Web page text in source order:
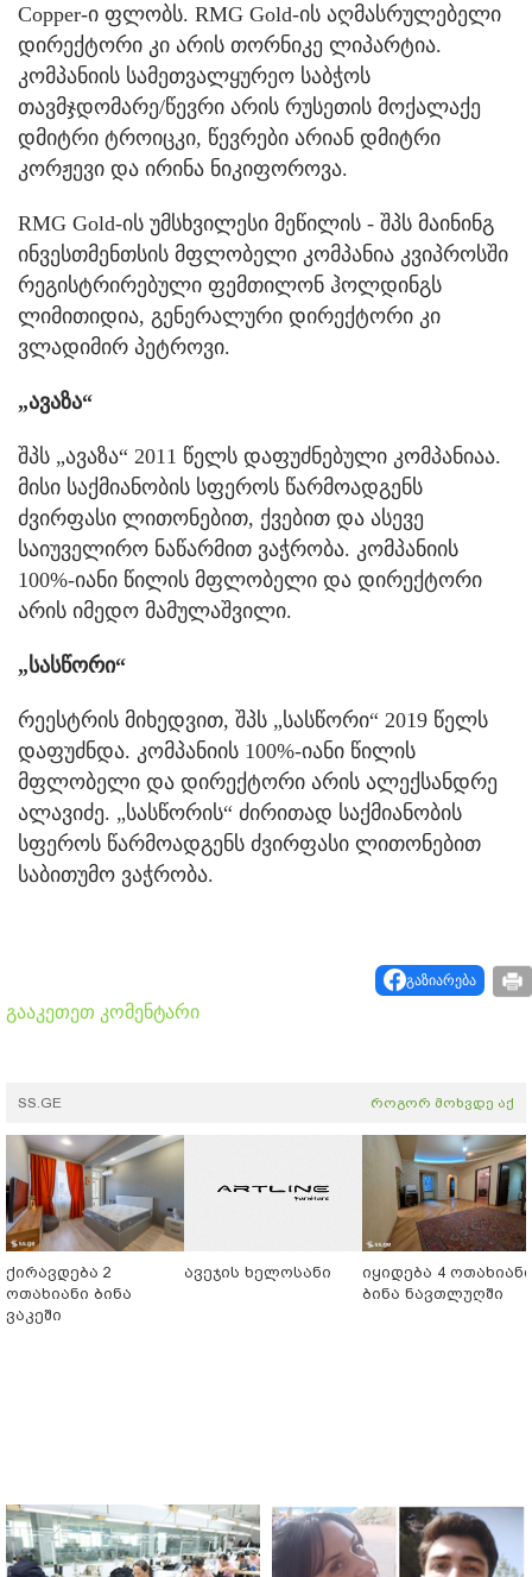
Copper-ი ფლობს. RMG Gold-ის აღმასრულებელი
დირექტორი კი არის თორნიკე ლიპარტია.
კომპანიის სამეთვალყურეო საბჭოს
თავმჯდომარე/წევრი არის რუსეთის მოქალაქე
დმიტრი ტროიცკი, წევრები არიან დმიტრი
კორჟევი და ირინა ნიკიფოროვა.
RMG Gold-ის უმსხვილესი მეწილის - შპს მაინინგ
ინვესთმენთსის მფლობელი კომპანია კვიპროსში
რეგისტრირებული ფემთილონ ჰოლდინგს
ლიმითიდია, გენერალური დირექტორი კი
ვლადიმირ პეტროვი.
„ავაზა“
შპს „ავაზა“ 2011 წელს დაფუძნებული კომპანიაა.
მისი საქმიანობის სფეროს წარმოადგენს
ძვირფასი ლითონებით, ქვებით და ასევე
საიუველირო ნაწარმით ვაჭრობა. კომპანიის
100%-იანი წილის მფლობელი და დირექტორი
არის იმედო მამულაშვილი.
„სასწორი“
რეესტრის მიხედვით, შპს „სასწორი“ 2019 წელს
დაფუძნდა. კომპანიის 100%-იანი წილის
მფლობელი და დირექტორი არის ალექსანდრე
ალავიძე. „სასწორის“ ძირითად საქმიანობის
სფეროს წარმოადგენს ძვირფასი ლითონებით
საბითუმო ვაჭრობა.
გაზიარება
გააკეთეთ კომენტარი
SS.GE როგორ მოხვდე აქ
ქირავდება 2
ოთახიანი ბინა
ვაკეში
ავეჯის ხელოსანი
იყიდება 4 ოთახიანი
ბინა ნავთლუღში